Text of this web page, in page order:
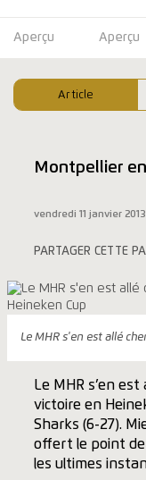
Aperçu Aperçu
Article
Montpellier
vendredi 11 janvier 2013
PARTAGER CETTE
Le MHR s'en est allé
Le MHR s’en
victoire en
Sharks (6-27).
offert le point
les ultimes